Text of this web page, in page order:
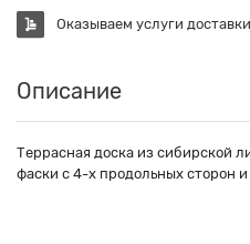
Оказываем услуги
Описание
Террасная доска из сибирской
фаски с 4-х продольных сторон и